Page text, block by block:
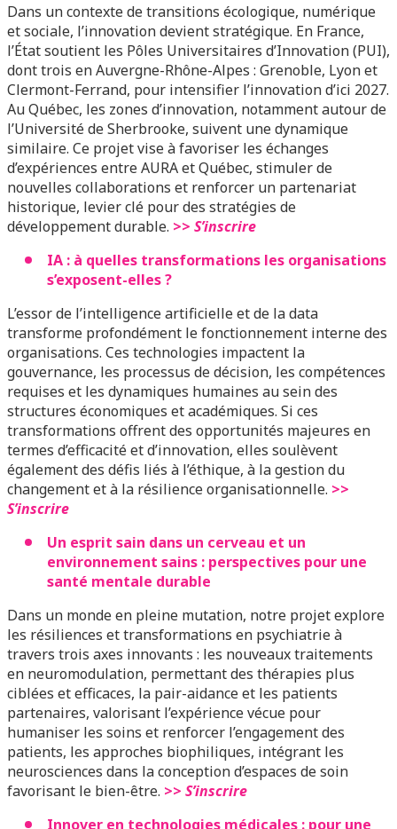
Dans un contexte de transitions écologique, numérique
et sociale, l’innovation devient stratégique. En France,
l’État soutient les Pôles Universitaires d’Innovation (PUI),
dont trois en Auvergne-Rhône-Alpes : Grenoble, Lyon et
Clermont-Ferrand, pour intensifier l’innovation d’ici 2027.
Au Québec, les zones d’innovation, notamment autour de
l’Université de Sherbrooke, suivent une dynamique
similaire. Ce projet vise à favoriser les échanges
d’expériences entre AURA et Québec, stimuler de
nouvelles collaborations et renforcer un partenariat
historique, levier clé pour des stratégies de
développement durable. >> S’inscrire
IA : à quelles transformations les organisations
s’exposent-elles ?
L’essor de l’intelligence artificielle et de la data
transforme profondément le fonctionnement interne des
organisations. Ces technologies impactent la
gouvernance, les processus de décision, les compétences
requises et les dynamiques humaines au sein des
structures économiques et académiques. Si ces
transformations offrent des opportunités majeures en
termes d’efficacité et d’innovation, elles soulèvent
également des défis liés à l’éthique, à la gestion du
changement et à la résilience organisationnelle. >>
S’inscrire
Un esprit sain dans un cerveau et un
environnement sains : perspectives pour une
santé mentale durable
Dans un monde en pleine mutation, notre projet explore
les résiliences et transformations en psychiatrie à
travers trois axes innovants : les nouveaux traitements
en neuromodulation, permettant des thérapies plus
ciblées et efficaces, la pair-aidanceet les patients
partenaires, valorisant l’expérience vécue pour
humaniser les soins et renforcer l’engagement des
patients, les approches biophiliques, intégrant les
neurosciences dans la conception d’espaces de soin
favorisant le bien-être. >> S’inscrire
Innover en technologies médicales : pour une